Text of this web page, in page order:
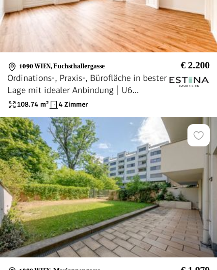
1090 WIEN, Fuchsthallergasse € 2.200
Ordinations-, Praxis-, Bürofläche in bester
Lage mit idealer Anbindung | U6
Währninger Straße
108.74 m² 4 Zimmer